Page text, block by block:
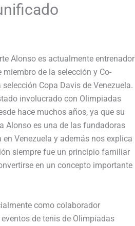
Alonso es actualmente entrenador
miembro de la selección y Co-
selección Copa Davis de Venezuela.
involucrado con Olimpiadas
hace muchos años, ya que su
Alonso es una de las fundadoras
en Venezuela y además nos explica
siempre fue un principio familiar
en un concepto importante
como colaborador
de tenis de Olimpiadas